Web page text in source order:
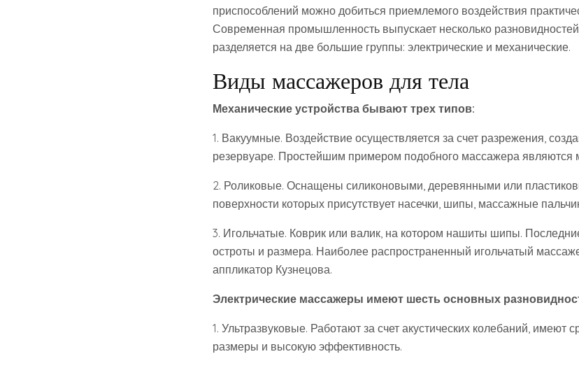
приспособлений можно добиться приемлемого воздействия
Современная промышленность выпускает несколько
разделяется на две большие группы: электрические и механические.
Виды массажеров для тела
Механические устройства бывают трех типов:
1. Вакуумные. Воздействие осуществляется за счет разрежения,
резервуаре. Простейшим примером подобного массажера являются
2. Роликовые. Оснащены силиконовыми, деревянными или
поверхности которых присутствует насечки, шипы, массажные
3. Игольчатые. Коврик или валик, на котором нашиты шипы.
остроты и размера. Наиболее распространенный игольчатый
аппликатор Кузнецова.
Электрические массажеры имеют шесть основных
1. Ультразвуковые. Работают за счет акустических колебаний, имеют
размеры и высокую эффективность.